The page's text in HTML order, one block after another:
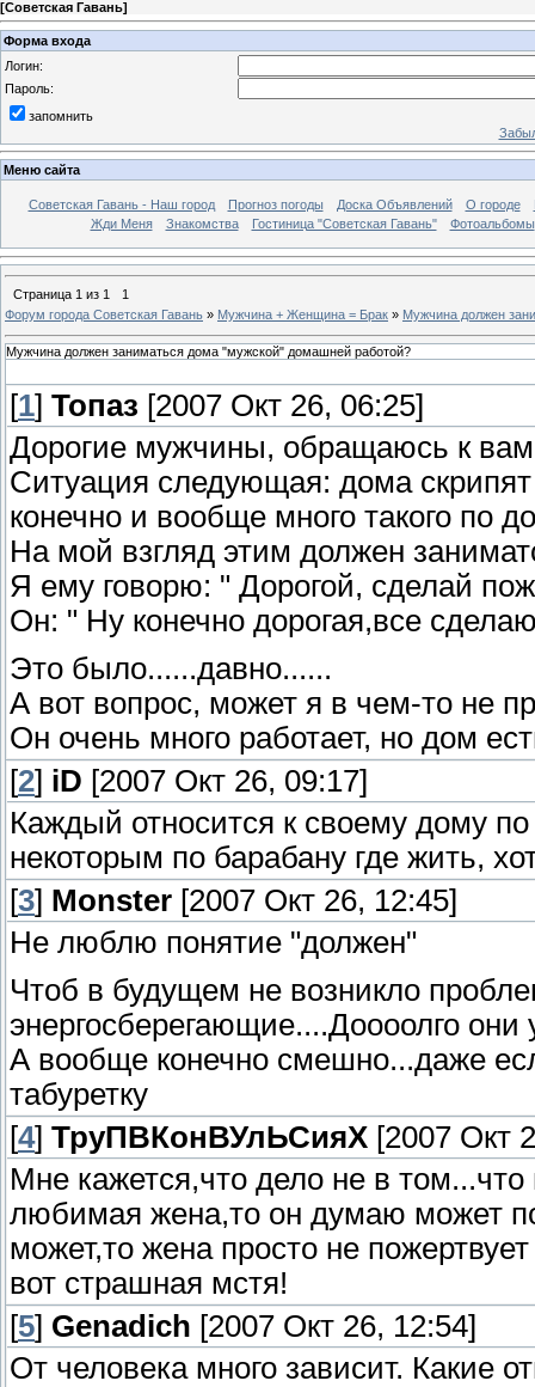
[Советская Гавань]
Форма входа
Логин:
Пароль:
запомнить
Меню сайта
Советская Гавань - Наш город Прогноз погоды Доска Объявлений О городе
Жди Меня
Знакомства Гостиница "Советская Гавань" Фотоальбомы
Страница 1 из 1
1
Форум города Советская Гавань » Мужчина + Женщина = Брак » Мужчина должен
Мужчина должен заниматься дома "мужской" домашней работой?
[1] Топаз [2007 Окт 26, 06:25]
Дорогие мужчины, обращаюсь к
Ситуация следующая: дома
конечно и вообще много такого по
На мой взгляд этим должен
Я ему говорю: " Дорогой, сделай
Он: " Ну конечно дорогая,все
Это было......давно......
А вот вопрос, может я в чем-то не
Он очень много работает, но дом
[2] iD [2007 Окт 26, 09:17]
Каждый относится к своему дому
некоторым по барабану где жить,
[3] Monster [2007 Окт 26, 12:45]
Не люблю понятие "должен"
Чтоб в будущем не возникло
энергосберегающие....Доооолго
А вообще конечно смешно...даже
табуретку
[4] ТруПВКонВУлЬСияХ [2007 Окт
Мне кажется,что дело не в
любимая жена,то он думаю может
может,то жена просто не
вот страшная мстя!
[5] Genadich [2007 Окт 26, 12:54]
От человека много зависит. Какие